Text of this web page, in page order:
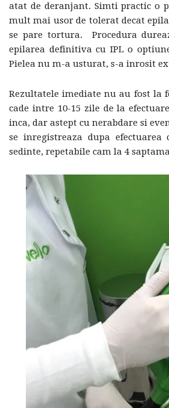
atat de deranjant. Simti practic o
mult mai usor de tolerat decat
se pare tortura. Procedura
epilarea definitiva cu IPL o
Pielea nu m-a usturat, s-a inrosit
Rezultatele imediate nu au fost la
cade intre 10-15 zile de la
inca, dar astept cu nerabdare si
se inregistreaza dupa
sedinte, repetabile cam la 4